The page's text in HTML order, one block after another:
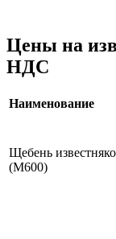
Цены на
НДС
Наименование
Щебень
(М600)